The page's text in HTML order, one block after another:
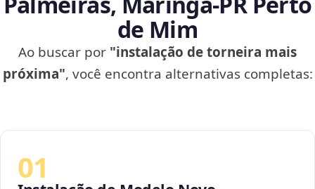
de Mim
Ao buscar por "instalação de torneira mais
próxima", você encontra alternativas completas:
01